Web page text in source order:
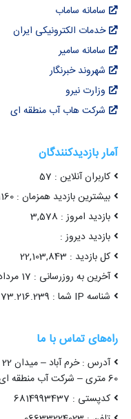
سامانه ساماب
خدمات الکترونیکی ایران
سامانه سامیر
شهروند خبرنگار
وزارت نیرو
شرکت هاب آب منطقه ای
آمار بازدیدکنندگان
کاربران آنلاین : 57
بیشترین بازدید همزمان : 1160
بازدید امروز : 3,578
بازدید دیروز :
کل بازدید : 22,103,843
آخرین به روزرسانی : 17 مرداد 1405 09:49:30
شناسه IP شما : 216.73.216.239
راه‌های تماس با ما
60 متری – شرکت آب منطقه ای لرستان
کدپستی : 6814993437